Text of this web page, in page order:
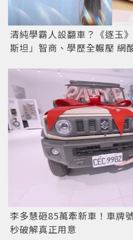
清純學霸人設翻車？《逐玉
斯坦」智商、學歷全輾壓 網
李多慧砸85萬牽新車！車牌
秒破解真正用意